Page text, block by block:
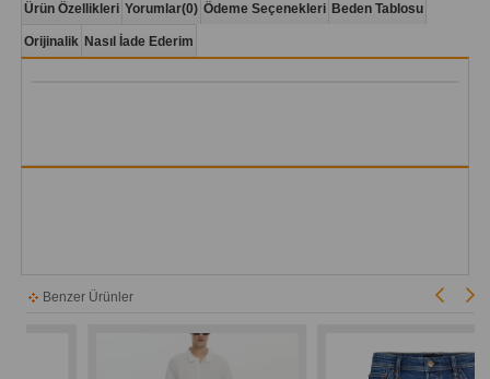
Ürün Özellikleri Yorumlar(0) Ödeme Seçenekleri Beden Tablosu
Orijinalik Nasıl İade Ederim
Benzer Ürünler